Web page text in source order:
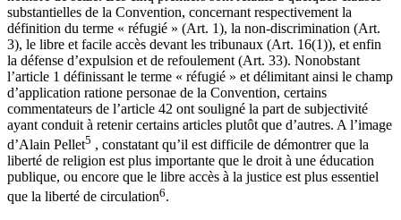
substantielles de la Convention, concernant respectivement la
définition du terme « réfugié » (Art. 1), la non-discrimination (Art.
3), le libre et facile accès devant les tribunaux (Art. 16(1)), et enfin
la défense d’expulsion et de refoulement (Art. 33). Nonobstant
l’article 1 définissant le terme « réfugié » et délimitant ainsi le champ
d’application ratione personae de la Convention, certains
commentateurs de l’article 42 ont souligné la part de subjectivité
ayant conduit à retenir certains articles plutôt que d’autres. A l’image
d’Alain Pellet5 , constatant qu’il est difficile de démontrer que la
liberté de religion est plus importante que le droit à une éducation
publique, ou encore que le libre accès à la justice est plus essentiel
que la liberté de circulation6.